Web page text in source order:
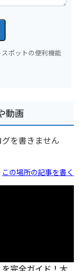
ポットの便利機能
動画
を書きません
この場所の記事を書く